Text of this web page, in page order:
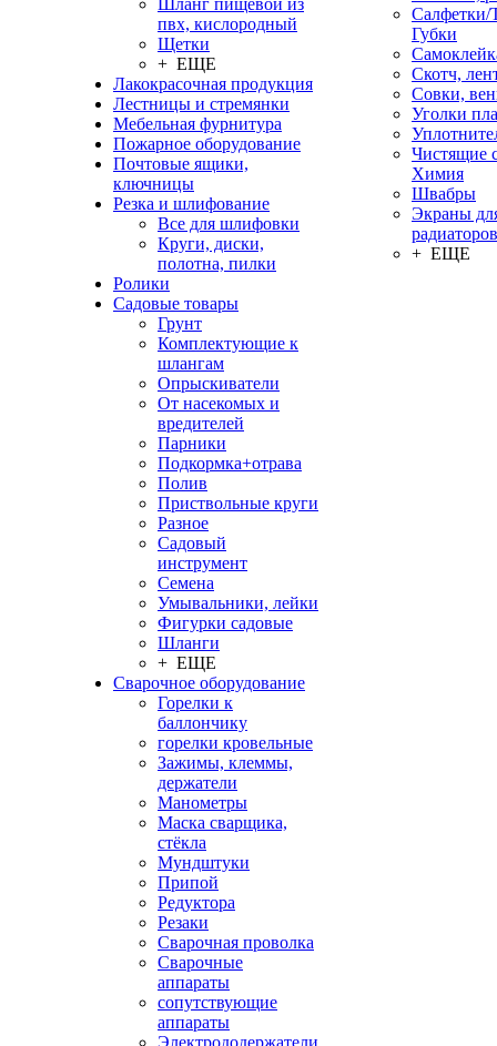
Шланг пищевой из
пвх, кислородный
Щетки
+ ЕЩЕ
Лакокрасочная продукция
Лестницы и стремянки
Мебельная фурнитура
Пожарное оборудование
Почтовые ящики,
ключницы
Резка и шлифование
Все для шлифовки
Круги, диски,
полотна, пилки
Ролики
Садовые товары
Грунт
Комплектующие к
шлангам
Опрыскиватели
От насекомых и
вредителей
Парники
Подкормка+отрава
Полив
Приствольные круги
Разное
Садовый
инструмент
Семена
Умывальники, лейки
Фигурки садовые
Шланги
+ ЕЩЕ
Сварочное оборудование
Горелки к
баллончику
горелки кровельные
Зажимы, клеммы,
держатели
Манометры
Маска сварщика,
стёкла
Мундштуки
Припой
Редуктора
Резаки
Сварочная проволка
Сварочные
аппараты
сопутствующие
аппараты
Электрододержатели
Салфетки/
Губки
Скотч,
Совки,
Уголки
Чистящие
Химия
Швабры
Экраны
радиаторов
+ ЕЩЕ